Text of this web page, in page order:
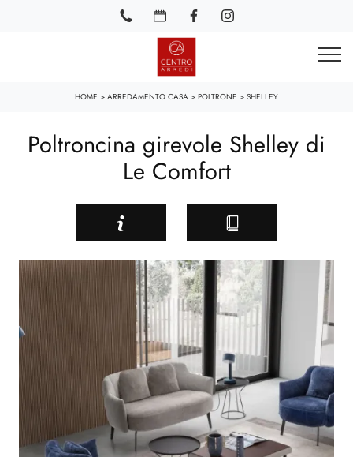
HOME > ARREDAMENTO CASA > POLTRONE > SHELLEY
Poltroncina girevole Shelley di
Le Comfort